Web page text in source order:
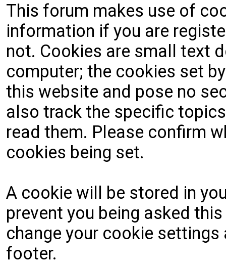
This forum makes use of
information if you are
not. Cookies are small text
computer; the cookies set
this website and pose no
also track the specific
read them. Please confirm
cookies being set.
A cookie will be stored in
prevent you being asked
change your cookie
footer.